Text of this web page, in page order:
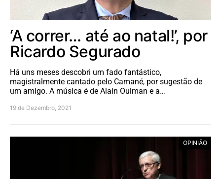
‘A correr… até ao natal!’, por
Ricardo Segurado
Há uns meses descobri um fado fantástico,
magistralmente cantado pelo Camané, por sugestão de
um amigo. A música é de Alain Oulman e a…
19 de Dezembro, 2021
OPINIÃO